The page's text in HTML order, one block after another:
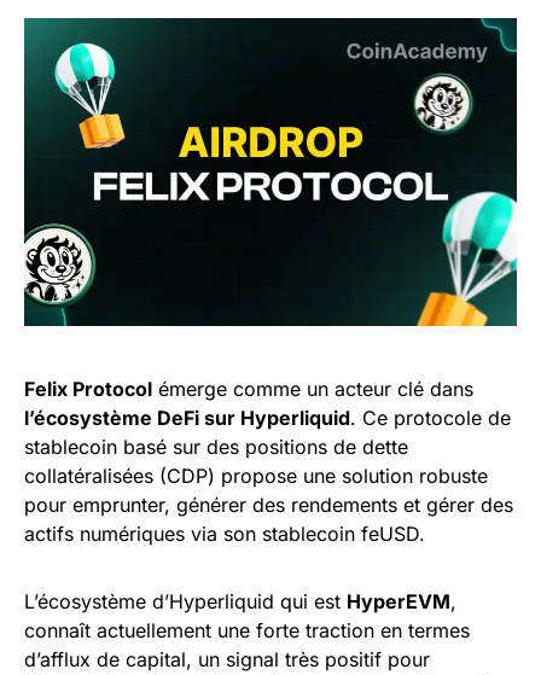
Felix Protocol émerge comme un acteur clé dans
l’écosystème DeFi sur Hyperliquid. Ce protocole de
stablecoin basé sur des positions de dette
collatéralisées (CDP) propose une solution robuste
pour emprunter, générer des rendements et gérer des
actifs numériques via son stablecoin feUSD.
L’écosystème d’Hyperliquid qui est HyperEVM,
connaît actuellement une forte traction en termes
d’afflux de capital, un signal très positif pour